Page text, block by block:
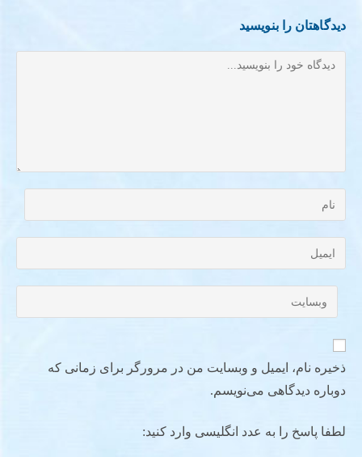
دیدگاهتان را بنویسید
ذخیره نام، ایمیل و وبسایت من در مرورگر برای زمانی که
دوباره دیدگاهی می‌نویسم.
لطفا پاسخ را به عدد انگلیسی وارد کنید: